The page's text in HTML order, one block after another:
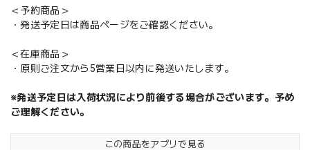
＜予約商品＞
・発送予定日は商品ページをご確認ください。
＜在庫商品＞
・原則ご注文から5営業日以内に発送いたします。
※発送予定日は入荷状況により前後する場合がございます。予め
ご理解ください。
この商品をアプリで見る